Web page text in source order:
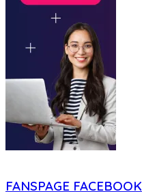
FANSPAGE FACEBOOK